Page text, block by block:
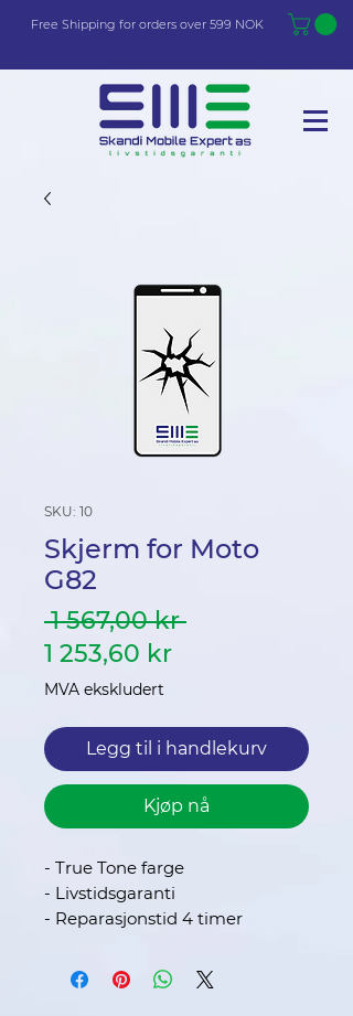
Free Shipping for orders over 599 NOK
SKU: 10
Skjerm for Moto
G82
1 567,00 kr Vanlig
1 253,60 krSalgspris
MVA ekskludert
Legg til i handlekurv
Kjøp nå
- True Tone farge
- Livstidsgaranti
- Reparasjonstid 4 timer